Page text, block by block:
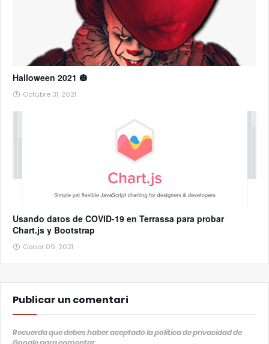
Halloween 2021 🎃
Octubre 31, 2021
Usando datos de COVID-19 en Terrassa para probar
Chart.js y Bootstrap
Gener 09, 2021
Publicar un comentari
Recuerda que debes haber aceptado la política de privacidad de